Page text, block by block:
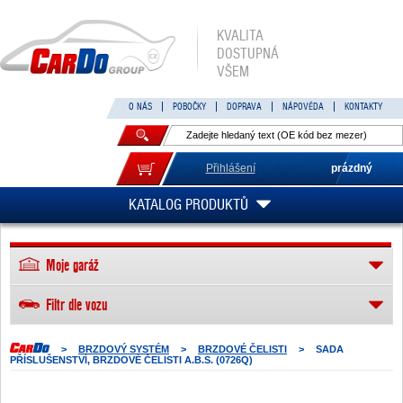
KVALITA
DOSTUPNÁ
VŠEM
O NÁS POBOČKY DOPRAVA NÁPOVĚDA KONTAKTY
Přihlášení prázdný
KATALOG PRODUKTŮ
> BRZDOVÝ SYSTÉM > BRZDOVÉ ČELISTI >
SADA
PŘÍSLUŠENSTVÍ, BRZDOVÉ ČELISTI A.B.S. (0726Q)
Moje garáž
Filtr dle vozu